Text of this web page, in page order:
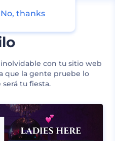
eb de
con tu sitio web
que la gente pruebe lo
tu fiesta.
No, thanks